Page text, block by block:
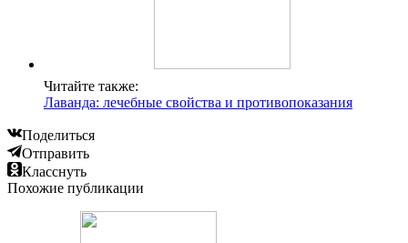
Читайте также:
Лаванда: лечебные свойства и противопоказания
Поделиться
Отправить
Класснуть
Похожие публикации